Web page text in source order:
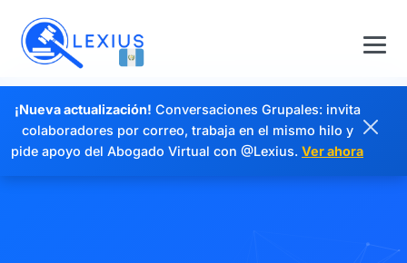
¡Nueva actualización! Conversaciones Grupales: invita
colaboradores por correo, trabaja en el mismo hilo y
pide apoyo del Abogado Virtual con @Lexius. Ver ahora